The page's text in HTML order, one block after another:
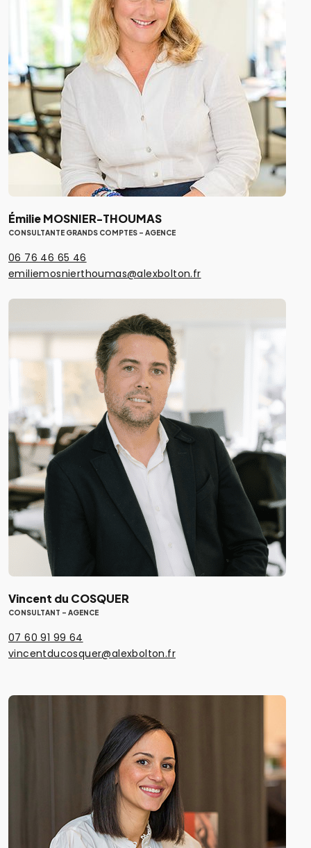
Émilie MOSNIER-THOUMAS
CONSULTANTE GRANDS COMPTES - AGENCE
06 76 46 65 46
emiliemosnierthoumas@alexbolton.fr
Vincent du COSQUER
CONSULTANT - AGENCE
07 60 91 99 64
vincentducosquer@alexbolton.fr